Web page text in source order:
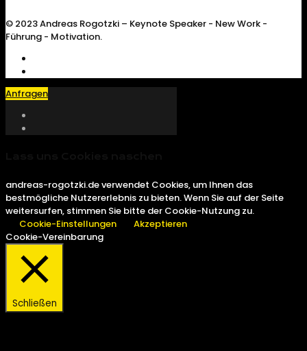
© 2023 Andreas Rogotzki – Keynote Speaker - New Work -
Führung - Motivation.
Anfragen
andreas-rogotzki.de verwendet Cookies, um Ihnen das
bestmögliche Nutzererlebnis zu bieten. Wenn Sie auf der Seite
weitersurfen, stimmen Sie bitte der Cookie-Nutzung zu.
Cookie-Einstellungen
Akzeptieren
Cookie-Vereinbarung
Schließen